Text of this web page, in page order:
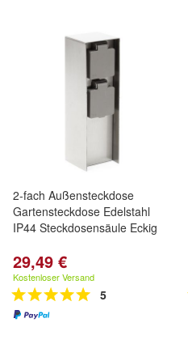
2-fach Außensteckdose
Gartensteckdose Edelstahl
IP44 Steckdosensäule Eckig
29,49 €
Kostenloser Versand
5